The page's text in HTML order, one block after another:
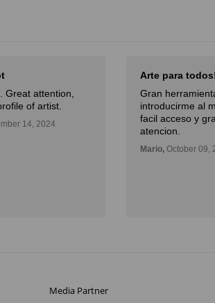
Great attention,
of artist.
14, 2024
Arte para
Gran
introducirme al
facil acceso y
atencion.
Mario, October 09,
Media Partner